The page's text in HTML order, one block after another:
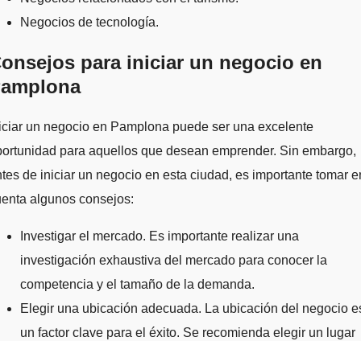
Negocios de tecnología.
para iniciar un negocio en
un negocio en Pamplona puede ser una excelente
para aquellos que desean emprender. Sin embargo,
de iniciar un negocio en esta ciudad, es importante tomar
algunos consejos:
Investigar el mercado. Es importante realizar una
investigación exhaustiva del mercado para conocer la
competencia y el tamaño de la demanda.
Elegir una ubicación adecuada. La ubicación del negocio
un factor clave para el éxito. Se recomienda elegir un lugar